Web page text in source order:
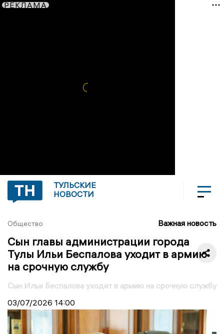
РЕКЛАМА
ТУЛЬСКИЕ
НОВОСТИ
Общество Важная новость
Сын главы администрации города
Тулы Ильи Беспалова уходит в армию
на срочную службу
Сын Ильи Беспалова уходит в армию на срочную службу
03/07/2026 14:00